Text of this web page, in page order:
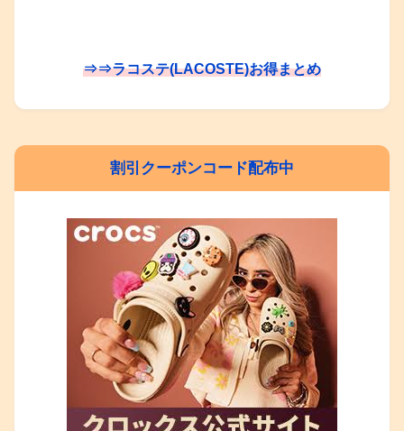
⇒⇒ラコステ(LACOSTE)お得まとめ
割引クーポンコード配布中